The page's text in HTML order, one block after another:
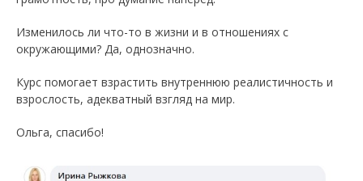
Изменилось ли что-то в жизни и в отношениях с
окружающими? Да, однозначно.
Курс помогает взрастить внутреннюю реалистичность и
взрослость, адекватный взгляд на мир.
Ольга, спасибо!